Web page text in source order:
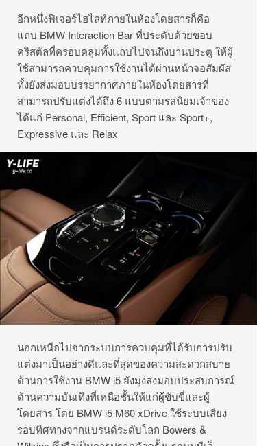
อีกหนึ่งฟีเจอร์ไฮไลท์ภายในห้องโดยสารก็คือ
แถบ BMW Interaction Bar ที่ประดับด้วยขอบ
คริสตัลที่ครอบคลุมทั้งแถบไปจนถึงบานประตู ให้ผู้
ใช้สามารถควบคุมการใช้งานได้ผ่านหน้าจอสัมผัส
ทั้งยังส่งมอบบรรยากาศภายในห้องโดยสารที่
สามารถปรับแต่งได้ถึง 6 แบบตามรสนิยมเจ้าของ
ได้แก่ Personal, Efficient, Sport และ Sport+,
Expressive และ Relax
นอกเหนือไปจากระบบการควบคุมที่ได้รับการปรับ
แต่งมาเป็นอย่างดีและที่สุดของความสะดวกสบาย
ด้านการใช้งาน BMW i5 ยังมุ่งส่งมอบประสบการณ์
ด้านความบันเทิงที่เหนือชั้นให้แก่ผู้ขับขี่และผู้
โดยสาร โดย BMW i5 M60 xDrive ใช้ระบบเสียง
รอบทิศทางจากแบรนด์ระดับโลก Bowers &